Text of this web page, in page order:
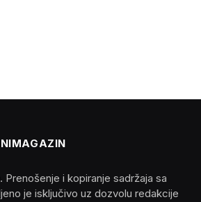
Prenošenje i kopiranje sadržaja sa
je isključivo uz dozvolu redakcije